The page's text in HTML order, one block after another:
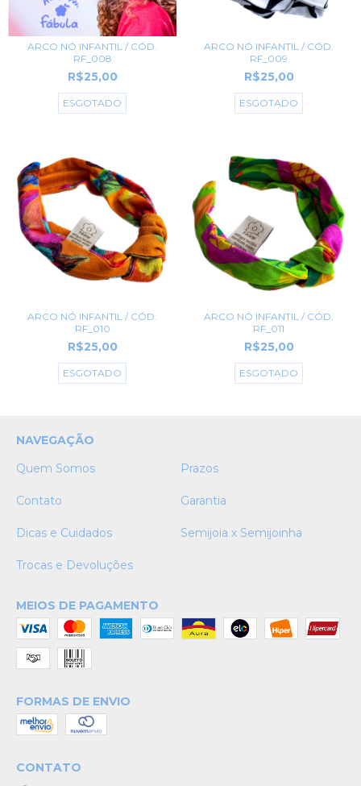
ARCO NÓ INFANTIL / CÓD.
RF_008
R$25,00
ESGOTADO
ARCO NÓ INFANTIL / CÓD.
RF_009
R$25,00
ESGOTADO
ARCO NÓ INFANTIL / CÓD.
RF_010
R$25,00
ESGOTADO
ARCO NÓ INFANTIL / CÓD.
RF_011
R$25,00
ESGOTADO
NAVEGAÇÃO
Quem Somos
Prazos
Contato Garantia
Dicas e Cuidados Semijoia x Semijoinha
Trocas e Devoluções
MEIOS DE PAGAMENTO
FORMAS DE ENVIO
CONTATO